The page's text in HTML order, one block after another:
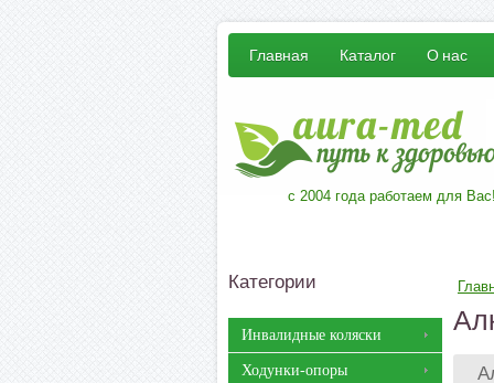
Главная Каталог О нас
с 2004 года работаем для
Категории
Инвалидные коляски
Ходунки-опоры